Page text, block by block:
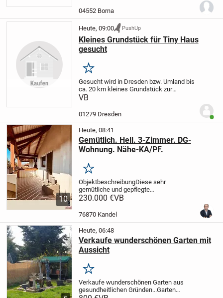
04552 Borna
Heute, 09:00 PushUp
Kleines Grundstück für Tiny Haus
gesucht
Merken
Gesucht wird in Dresden bzw. Umland bis
ca. 20 km kleines Grundstück zur
Pacht/Miete/Kauf für Stellung eines Tiny
VB
01279 Dresden
10
Heute, 08:41
Gemütlich. Hell. 3-Zimmer. DG-
Wohnung. Nähe-KA/PF.
Merken
ObjektbeschreibungDiese sehr
gemütliche und gepflegte
Dachgeschosswohnung befindet sich in
1995 in ruhiger Wohnlage von
Straubenhardt.
230.000 €VB
76870 Kandel
Heute, 06:48
Verkaufe wunderschönen Garten mit
Aussicht
Merken
Verkaufe wunderschönen Garten aus
gesundheitlichen Gründen...Garten